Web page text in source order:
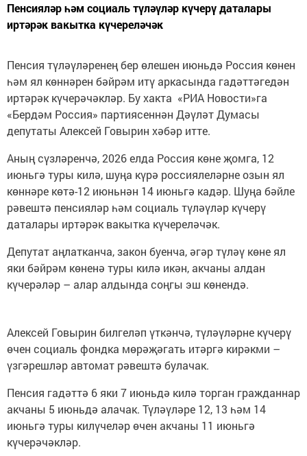
Пенсияләр һәм социаль түләүләр күчерү даталары
иртәрәк вакытка күчереләчәк
Пенсия түләүләренең бер өлешен июньдә Россия көнен
һәм ял көннәрен бәйрәм итү аркасында гадәттәгедән
иртәрәк күчерәчәкләр. Бу хакта «РИА Новости»га
«Бердәм Россия» партиясеннән Дәүләт Думасы
депутаты Алексей Говырин хәбәр итте.
Аның сүзләренчә, 2026 елда Россия көне җомга, 12
июньгә туры килә, шуңа күрә россиялеләрне озын ял
көннәре көтә-12 июньнән 14 июньгә кадәр. Шуңа бәйле
рәвештә пенсияләр һәм социаль түләүләр күчерү
даталары иртәрәк вакытка күчереләчәк.
Депутат аңлатканча, закон буенча, әгәр түләү көне ял
яки бәйрәм көненә туры килә икән, акчаны алдан
күчерәләр – алар алдында соңгы эш көнендә.
Алексей Говырин билгеләп үткәнчә, түләүләрне күчерү
өчен социаль фондка мөрәҗәгать итәргә кирәкми –
үзгәрешләр автомат рәвештә булачак.
Пенсия гадәттә 6 яки 7 июньдә килә торган гражданнар
акчаны 5 июньдә алачак. Түләүләре 12, 13 һәм 14
июньгә туры килүчеләр өчен акчаны 11 июньгә
күчерәчәкләр.